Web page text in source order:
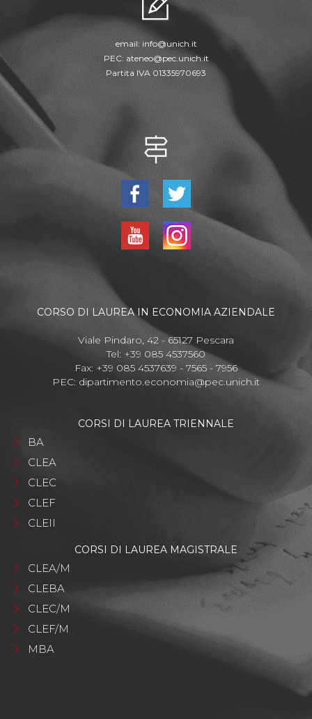
email: info@unich.it
PEC: ateneo@pec.unich.it
Partita IVA 01335970693
CORSO DI LAUREA IN ECONOMIA AZIENDALE
Viale Pindaro, 42 - 65127 Pescara
Tel: +39 085 4537560
Fax: +39 085 4537639 - 7565 - 7956
PEC: dipartimento.economia@pec.unich.it
CORSI DI LAUREA TRIENNALE
BA
CLEA
CLEC
CLEF
CLEII
CORSI DI LAUREA MAGISTRALE
CLEA/M
CLEBA
CLEC/M
CLEF/M
MBA